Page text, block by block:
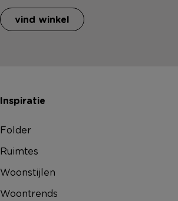
vind winkel
Inspiratie
Folder
Ruimtes
Woonstijlen
Woontrends